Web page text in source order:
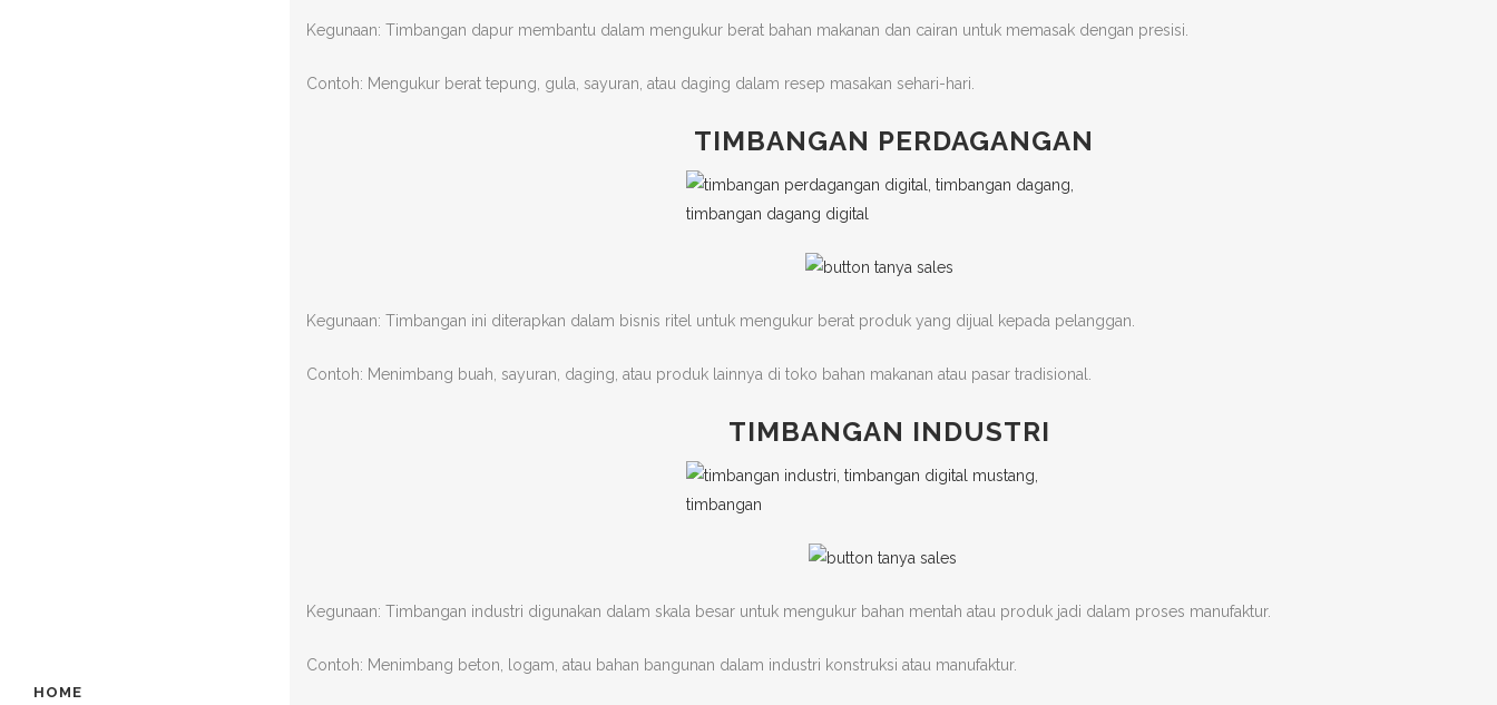
HOME
Kegunaan: Timbangan dapur membantu dalam mengukur berat bahan makanan dan cairan untuk memasak dengan presisi.
Contoh: Mengukur berat tepung, gula, sayuran, atau daging dalam resep masakan sehari-hari.
TIMBANGAN PERDAGANGAN
Kegunaan: Timbangan ini diterapkan dalam bisnis ritel untuk mengukur berat produk yang dijual kepada pelanggan.
Contoh: Menimbang buah, sayuran, daging, atau produk lainnya di toko bahan makanan atau pasar tradisional.
TIMBANGAN INDUSTRI
Kegunaan: Timbangan industri digunakan dalam skala besar untuk mengukur bahan mentah atau produk jadi dalam proses manufaktur.
Contoh: Menimbang beton, logam, atau bahan bangunan dalam industri konstruksi atau manufaktur.